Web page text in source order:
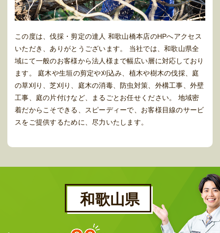
この度は、伐採・剪定の達人 和歌山橋本店のHPへアクセス
いただき、ありがとうございます。 当社では、和歌山県全
域にて一般のお客様から法人様まで幅広い層に対応しており
ます。 庭木や生垣の剪定や刈込み、植木や樹木の伐採、庭
の草刈り、芝刈り、庭木の消毒、防虫対策、外構工事、外壁
工事、庭の片付けなど、まるごとお任せください。 地域密
着だからこそできる、スピーディーで、お客様目線のサービ
スをご提供するために、尽力いたします。
和歌山県